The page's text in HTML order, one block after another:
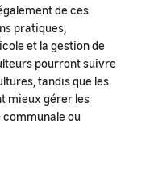
de ces
pratiques,
et la gestion de
pourront suivre
tandis que les
mieux gérer les
communale ou